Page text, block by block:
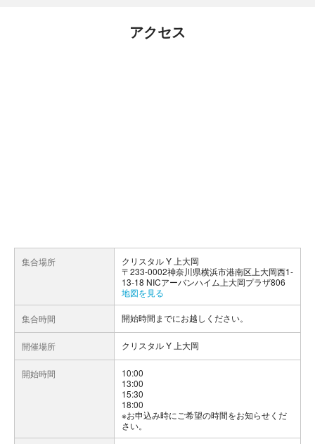
アクセス
集合場所
クリスタル Y 上大岡
〒233-0002神奈川県横浜市港南区上大岡西1-
13-18 NICアーバンハイム上大岡プラザ806
地図を見る
集合時間 開始時間までにお越しください。
開催場所 クリスタル Y 上大岡
開始時間
10:00
13:00
15:30
18:00
※お申込み時にご希望の時間をお知らせくだ
さい。